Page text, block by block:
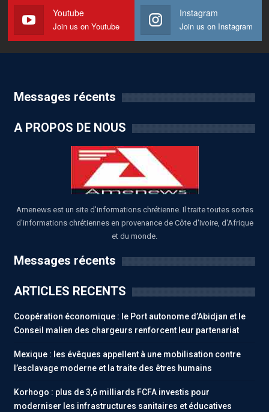
Youtube
Join us on Youtube
Instagram
Join us on Instagram
Messages récents
A PROPOS DE NOUS
Amenews est un site d'informations chrétienne. Il traite toutes sortes
d'informations chrétiennes en provenance de Côte d'Ivoire, d'Afrique
et du monde.
Messages récents
ARTICLES RECENTS
Coopération économique : le Port autonome d’Abidjan et le
Conseil malien des chargeurs renforcent leur partenariat
Mexique : les évêques appellent à une mobilisation contre
l’esclavage moderne et la traite des êtres humains
Korhogo : plus de 3,6 milliards FCFA investis pour
moderniser les infrastructures sanitaires et éducatives